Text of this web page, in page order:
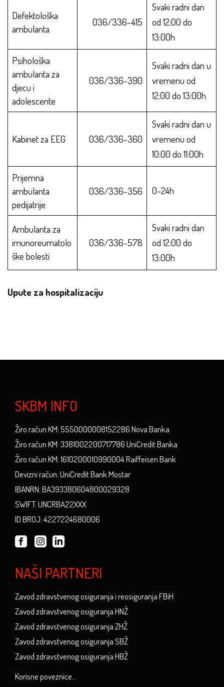
Defektološka
ambulanta
036/336-415
Svaki radni dan
od 12:00 do
13:00h
Psihološka
ambulanta za
djecu i
adolescente
036/336-390
Svaki radni dan u
vremenu od
12:00 do 13:00h
Kabinet za EEG 036/336-360
Svaki radni dan u
vremenu od
10:00 do 11:00h
Prijemna
ambulanta
pedijatrije
036/336-356 0-24h
Ambulanta za
imunoreumatolo
ške bolesti
036/336-578
Svaki radni dan
od 12:00 do
13:00h
Upute za hospitalizaciju
SKBM INFO
Žiro račun KM: 5550000008152286 Nova Banka
Žiro račun KM: 3381002200717786 UniCredit Banka
Žiro račun KM: 1610200010990004 Raiffeisen Bank
Devizni račun: UniCredit Bank Mostar
IBANRN: BA393380604800029328
SWIFT: UNCRBA22XXX
ID BROJ: 4227224680006
NAŠI PARTNERI
Zavod zdravstvenog osiguranja i reosiguranja FBiH
Zavod zdravstvenog osiguranja HNŽ
Zavod zdravstvenog osiguranja ZHŽ
Zavod zdravstvenog osiguranja SBŽ
Zavod zdravstvenog osiguranja HBŽ
Korisne poveznice...